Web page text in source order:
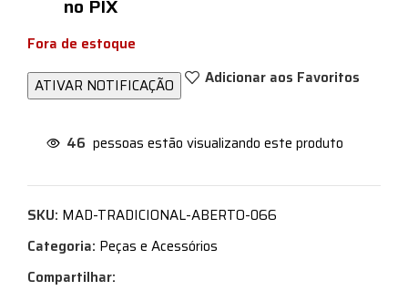
no PIX
Fora de estoque
Adicionar aos Favoritos
46 pessoas estão visualizando este produto
SKU: MAD-TRADICIONAL-ABERTO-066
Categoria: Peças e Acessórios
Compartilhar: